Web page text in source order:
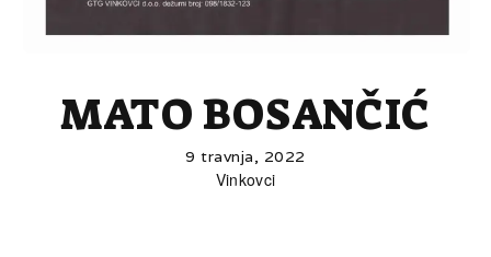
MATO BOSANČIĆ
9 travnja, 2022
Vinkovci